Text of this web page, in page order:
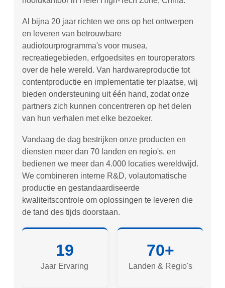
Al bijna 20 jaar richten we ons op het ontwerpen
en leveren van betrouwbare
audiotourprogramma's voor musea,
recreatiegebieden, erfgoedsites en touroperators
over de hele wereld. Van hardwareproductie tot
contentproductie en implementatie ter plaatse, wij
bieden ondersteuning uit één hand, zodat onze
partners zich kunnen concentreren op het delen
van hun verhalen met elke bezoeker.
Vandaag de dag bestrijken onze producten en
diensten meer dan 70 landen en regio's, en
bedienen we meer dan 4.000 locaties wereldwijd.
We combineren interne R&D, volautomatische
productie en gestandaardiseerde
kwaliteitscontrole om oplossingen te leveren die
de tand des tijds doorstaan.
19
Jaar Ervaring
70+
Landen & Regio's